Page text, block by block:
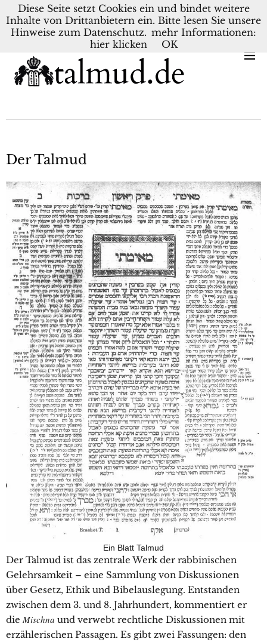
KONTAKT BLOG DEUTSCH NEDERLANDS
Der Talmud
Ein Blatt Talmud
Der Talmud ist das zentrale Werk der rabbinischen
Gelehrsamkeit – eine Sammlung von Diskussionen
über Gesetz, Ethik und Bibelauslegung. Entstanden
zwischen dem 3. und 8. Jahrhundert, kommentiert er
die Mischna und verwebt rechtliche Diskussionen mit
erzählerischen Passagen. Es gibt zwei Fassungen: den
Diese Seite setzt Cookies ein und bindet weitere
Inhalte von Drittanbietern ein. Bitte lesen Sie unsere
Hinweise zum Datenschutz. mehr Informationen:
hier klicken
OK